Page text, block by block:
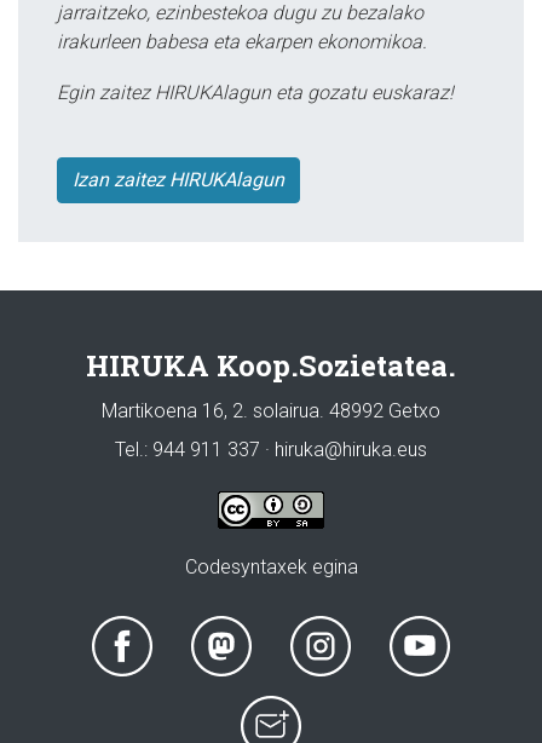
jarraitzeko, ezinbestekoa dugu zu bezalako
irakurleen babesa eta ekarpen ekonomikoa.
Egin zaitez HIRUKAlagun eta gozatu euskaraz!
Izan zaitez HIRUKAlagun
HIRUKA Koop.Sozietatea.
Martikoena 16, 2. solairua. 48992 Getxo
Tel.: 944 911 337 · hiruka@hiruka.eus
Codesyntaxek egina